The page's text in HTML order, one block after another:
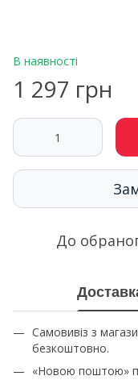
В наявності
1 297 грн
До
Самовивіз з
безкоштовно.
«Новою поштою»